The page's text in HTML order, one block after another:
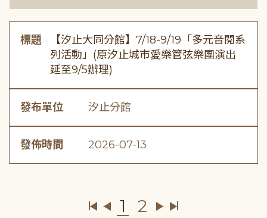
標題
【汐止大同分館】7/18-9/19「多元音閱系
列活動」(原汐止城市愛樂管弦樂團演出
延至9/5辦理)
發布單位 汐止分館
發佈時間 2026-07-13
1 2